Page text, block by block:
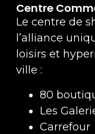
Centre
Le centre de
l’alliance
loisirs et
ville :
80
Les
Carrefour